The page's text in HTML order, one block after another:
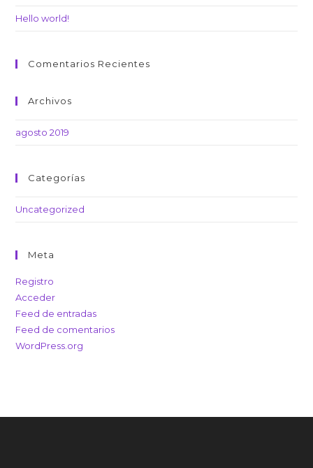
Hello world!
Comentarios Recientes
Archivos
agosto 2019
Categorías
Uncategorized
Meta
Registro
Acceder
Feed de entradas
Feed de comentarios
WordPress.org